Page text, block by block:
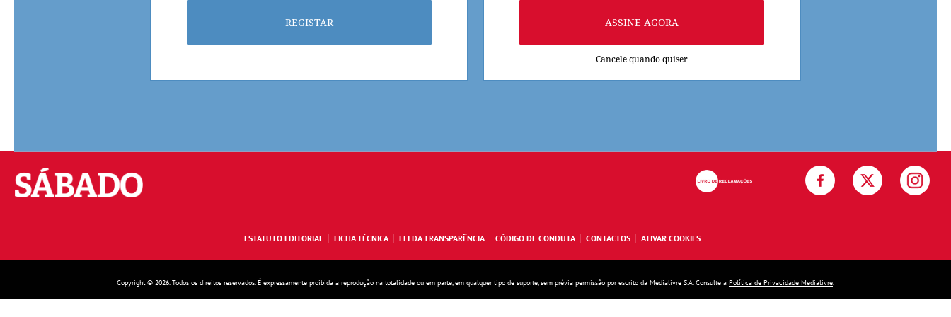
REGISTAR ASSINE AGORA
Cancele quando quiser
Sábado
ESTATUTO EDITORIAL FICHA TÉCNICA LEI DA TRANSPARÊNCIA CÓDIGO DE CONDUTA CONTACTOS ATIVAR COOKIES
Copyright © 2026. Todos os direitos reservados. É expressamente proibida a reprodução na totalidade ou em parte, em qualquer tipo de suporte, sem prévia permissão por escrito da Medialivre S.A. Consulte a Política de Privacidade Medialivre.